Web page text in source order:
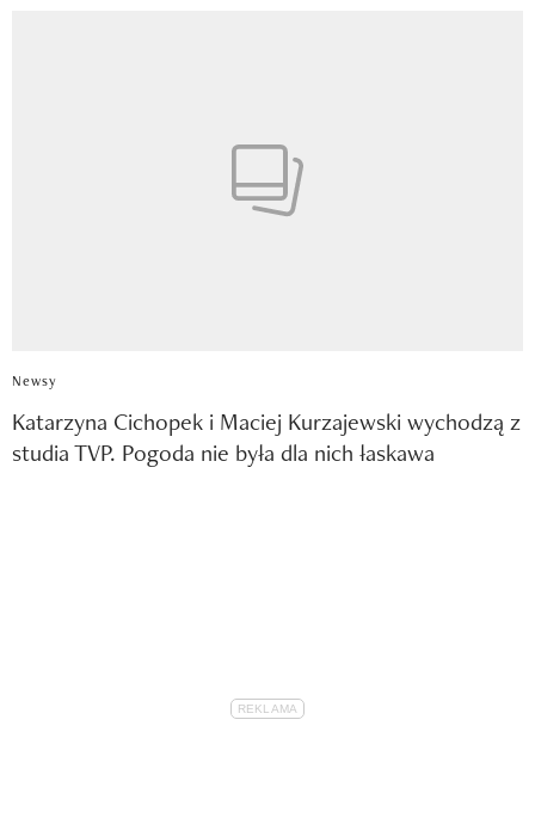
Newsy
Katarzyna Cichopek i Maciej Kurzajewski wychodzą z
studia TVP. Pogoda nie była dla nich łaskawa